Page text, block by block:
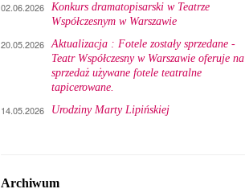
02.06.2026 Konkurs dramatopisarski w Teatrze
Współczesnym w Warszawie
20.05.2026 Aktualizacja : Fotele zostały sprzedane -
Teatr Współczesny w Warszawie oferuje na
sprzedaż używane fotele teatralne
tapicerowane.
14.05.2026 Urodziny Marty Lipińskiej
Archiwum